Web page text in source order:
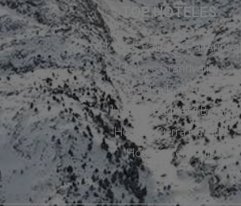
TOP HOTELES
Hoteles Vallnord Pal-Arinsal
Hoteles Grandvalira
Hoteles Port Ainé
Hoteles Baqueira Beret
Hoteles Sierra Nevada
Hoteles Boí Taüll